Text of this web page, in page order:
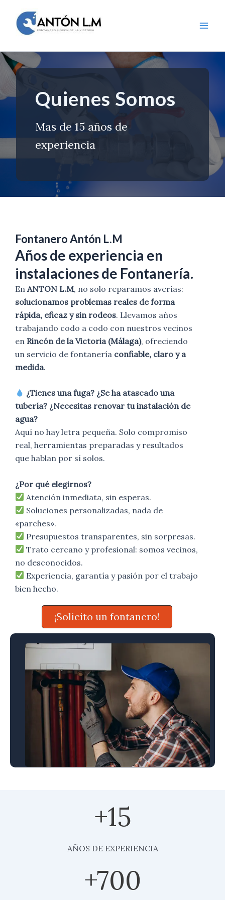
contenido
Quienes Somos
Mas de 15 años de
experiencia
Fontanero Antón L.M
Años de experiencia en
instalaciones de Fontanería.
En ANTON L.M, no solo reparamos averías:
solucionamos problemas reales de forma
rápida, eficaz y sin rodeos. Llevamos años
trabajando codo a codo con nuestros vecinos
en Rincón de la Victoria (Málaga), ofreciendo
un servicio de fontanería confiable, claro y a
medida.
¿Tienes una fuga? ¿Se ha atascado una
tubería? ¿Necesitas renovar tu instalación de
agua?
Aquí no hay letra pequeña. Solo compromiso
real, herramientas preparadas y resultados
que hablan por sí solos.
¿Por qué elegirnos?
Atención inmediata, sin esperas.
Soluciones personalizadas, nada de
«parches».
Presupuestos transparentes, sin sorpresas.
Trato cercano y profesional: somos vecinos,
no desconocidos.
Experiencia, garantía y pasión por el trabajo
bien hecho.
¡Solicito un fontanero!
+15
AÑOS DE EXPERIENCIA
+700